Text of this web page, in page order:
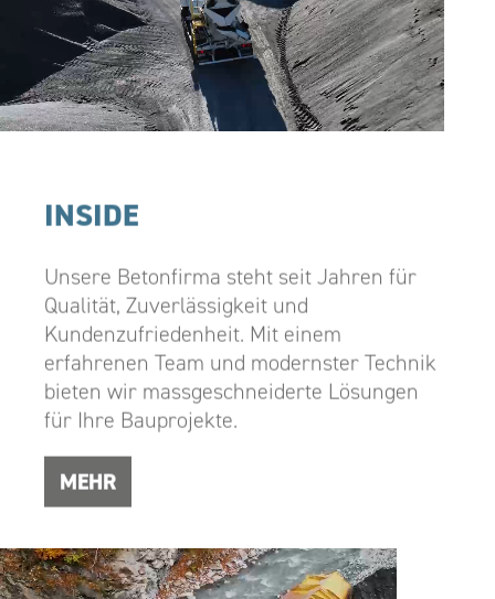
INSIDE
Unsere Betonfirma steht seit Jahren für
Qualität, Zuverlässigkeit und
Kundenzufriedenheit. Mit einem
erfahrenen Team und modernster Technik
bieten wir massgeschneiderte Lösungen
für Ihre Bauprojekte.
MEHR